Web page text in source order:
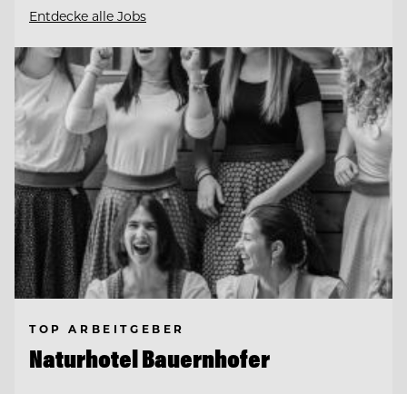
Entdecke alle Jobs
TOP ARBEITGEBER
Naturhotel Bauernhofer